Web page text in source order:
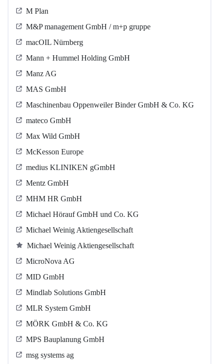
M Plan
M&P management GmbH / m+p gruppe
macOIL Nürnberg
Mann + Hummel Holding GmbH
Manz AG
MAS GmbH
Maschinenbau Oppenweiler Binder GmbH & Co. KG
mateco GmbH
Max Wild GmbH
McKesson Europe
medius KLINIKEN gGmbH
Mentz GmbH
MHM HR GmbH
Michael Hörauf GmbH und Co. KG
Michael Weinig Aktiengesellschaft
Michael Weinig Aktiengesellschaft
MicroNova AG
MID GmbH
Mindlab Solutions GmbH
MLR System GmbH
MÖRK GmbH & Co. KG
MPS Bauplanung GmbH
msg systems ag